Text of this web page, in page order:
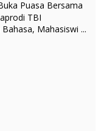
Puasa Bersama
TBI
Mahasiswi ...